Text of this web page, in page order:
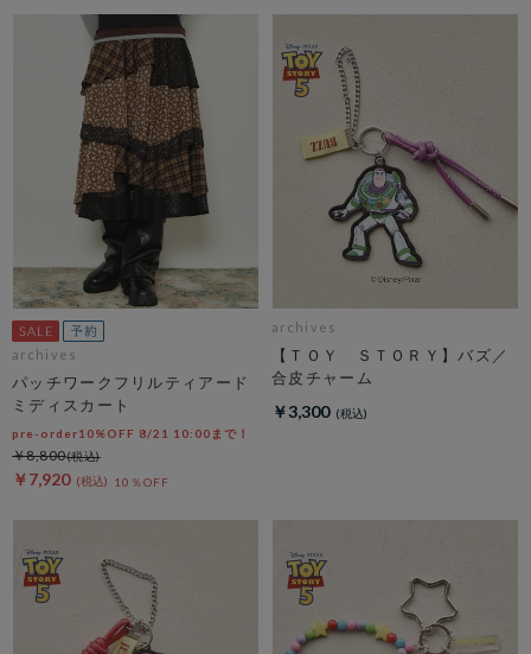
archives
パッチワークフリルティアード
ミディスカート
pre-order10%OFF 8/21 10:00まで！
￥7,920 10％OFF
￥8,800
archives
【ＴＯＹ ＳＴＯＲＹ】バズ／
合皮チャーム
￥3,300